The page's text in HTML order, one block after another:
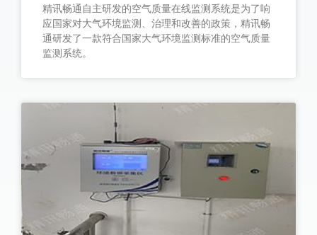
精讯畅通自主研发的空气质量在线监测系统是为了响
应国家对大气环境监测、治理和改善的政策，精讯畅
通研发了一款符合国家大气环境监测标准的空气质量
监测系统。